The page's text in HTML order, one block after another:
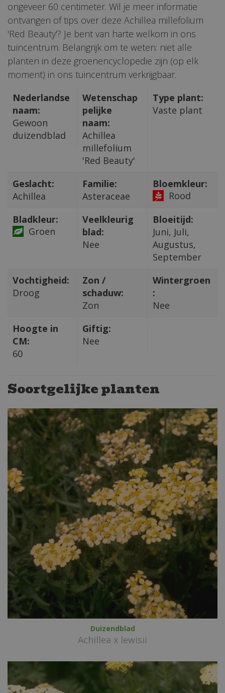
ongeveer 60 centimeter. Wil je meer informatie
ontvangen of tips over deze Achillea millefolium
'Red Beauty'? Je bent van harte welkom in ons
tuincentrum. Belangrijk om te weten: niet alle
planten in deze groenencyclopedie zijn (op elk
moment) in ons tuincentrum verkrijgbaar.
Nederlandse
naam:
Gewoon
duizendblad
Wetenschap
pelijke
naam:
Achillea
millefolium
'Red Beauty'
Type plant:
Vaste plant
Geslacht:
Achillea
Familie:
Asteraceae
Bloemkleur:
Rood
Bladkleur:
Groen
Veelkleurig
blad:
Nee
Bloeitijd:
Juni, Juli,
Augustus,
September
Vochtigheid:
Droog
Zon /
schaduw:
Zon
Wintergroen
:
Nee
Hoogte in
CM:
60
Giftig:
Nee
Soortgelijke planten
Duizendblad
Achillea x lewisii